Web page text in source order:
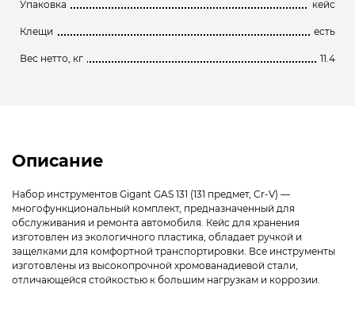
Упаковка кейс
Клещи есть
Вес нетто, кг 11.4
Описание
Набор инструментов Gigant GAS 131 (131 предмет, Cr-V) —
многофункциональный комплект, предназначенный для
обслуживания и ремонта автомобиля. Кейс для хранения
изготовлен из экологичного пластика, обладает ручкой и
защелками для комфортной транспортировки. Все инструменты
изготовлены из высокопрочной хромованадиевой стали,
отличающейся стойкостью к большим нагрузкам и коррозии.